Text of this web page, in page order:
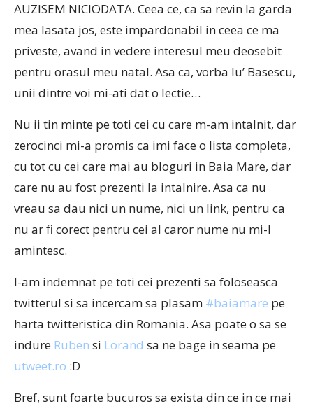
AUZISEM NICIODATA. Ceea ce, ca sa revin la garda
mea lasata jos, este impardonabil in ceea ce ma
priveste, avand in vedere interesul meu deosebit
pentru orasul meu natal. Asa ca, vorba lu’ Basescu,
unii dintre voi mi-ati dat o lectie…
Nu ii tin minte pe toti cei cu care m-am intalnit, dar
zerocinci mi-a promis ca imi face o lista completa,
cu tot cu cei care mai au bloguri in Baia Mare, dar
care nu au fost prezenti la intalnire. Asa ca nu
vreau sa dau nici un nume, nici un link, pentru ca
nu ar fi corect pentru cei al caror nume nu mi-l
amintesc.
I-am indemnat pe toti cei prezenti sa foloseasca
twitterul si sa incercam sa plasam #baiamare pe
harta twitteristica din Romania. Asa poate o sa se
indure Ruben si Lorand sa ne bage in seama pe
utweet.ro :D
Bref, sunt foarte bucuros sa exista din ce in ce mai